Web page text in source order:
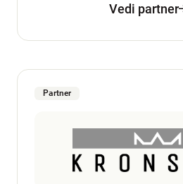
Vedi partner
Partner